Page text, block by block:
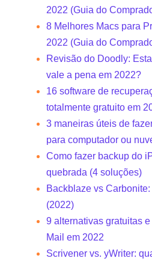
2022 (Guia do
8 Melhores Macs para
2022 (Guia do
Revisão do Doodly:
vale a pena em 2022?
16 software de
totalmente gratuito em
3 maneiras úteis de
para computador ou
Como fazer backup do
quebrada (4 soluções)
Backblaze vs
(2022)
9 alternativas gratuitas
Mail em 2022
Scrivener vs. yWriter: